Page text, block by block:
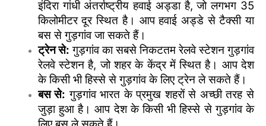
इंदिरा गांधी अंतर्राष्ट्रीय हवाई अड्डा है, जो लगभग 35
किलोमीटर दूर स्थित है। आप हवाई अड्डे से टैक्सी या
बस से गुड़गांव जा सकते हैं।
ट्रेन से: गुड़गांव का सबसे निकटतम रेलवे स्टेशन गुड़गांव
रेलवे स्टेशन है, जो शहर के केंद्र में स्थित है। आप देश
के किसी भी हिस्से से गुड़गांव के लिए ट्रेन ले सकते हैं।
बस से: गुड़गांव भारत के प्रमुख शहरों से अच्छी तरह से
जुड़ा हुआ है। आप देश के किसी भी हिस्से से गुड़गांव के